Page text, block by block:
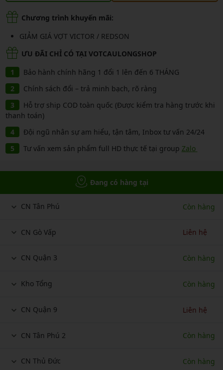
Chương trình khuyến mãi:
GIẢM GIÁ VỢT VICTOR / REDSON
ƯU ĐÃI CHỈ CÓ TẠI VOTCAULONGSHOP
Bảo hành chính hãng 1 đổi 1 lên đến 6 THÁNG
Chính sách đổi – trả minh bạch, rõ ràng
Hỗ trợ ship COD toàn quốc (Được kiểm tra hàng trước khi
thanh toán)
Đội ngũ nhân sự am hiểu, tận tâm, Inbox tư vấn 24/24
Tư vấn xem sản phẩm full HD thực tế tại group Zalo
Đang có hàng tại
CN Tân Phú Còn hàng
CN Gò Vấp Liên hệ
CN Quận 3 Còn hàng
Kho Tổng Còn hàng
CN Quận 9 Liên hệ
CN Tân Phú 2 Còn hàng
CN Thủ Đức Còn hàng